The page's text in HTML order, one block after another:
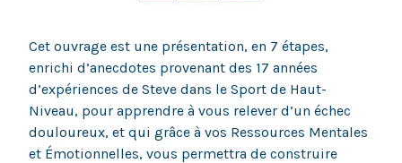
Cet ouvrage est une présentation, en 7 étapes,
enrichi d’anecdotes provenant des 17 années
d’expériences de Steve dans le Sport de Haut-
Niveau, pour apprendre à vous relever d’un échec
douloureux, et qui grâce à vos Ressources Mentales
et Émotionnelles, vous permettra de construire